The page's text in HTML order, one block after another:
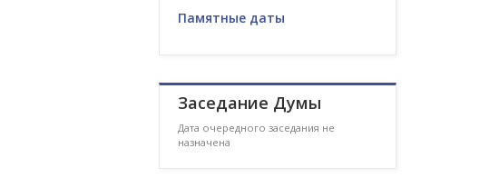
Памятные даты
Заседание Думы
Дата очередного заседания не
назначена